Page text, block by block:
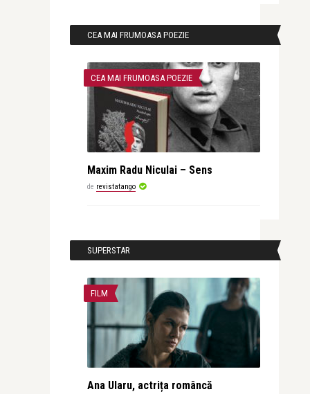
CEA MAI FRUMOASA POEZIE
CEA MAI FRUMOASA POEZIE
Maxim Radu Niculai – Sens
de revistatango
SUPERSTAR
FILM
Ana Ularu, actrița româncă